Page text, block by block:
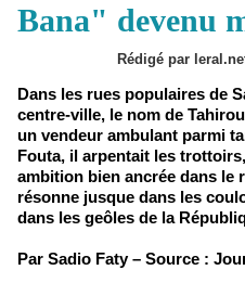
Bana" devenu
Rédigé par
Dans les rues populaires de
centre-ville, le nom de
un vendeur ambulant parmi
Fouta, il arpentait les
ambition bien ancrée dans le
résonne jusque dans les
dans les geôles de la
Par Sadio Faty – Source :